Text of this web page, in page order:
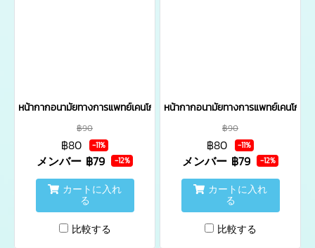
หน้ากากอนามัยทางการแพทย์เคนโกะ สีเขียว บรรจุ 2 ชิ้น/ซอง - เซ็ต 6 ซอง
฿90
฿80 -11%
メンバー ฿79 -12%
カートに入れ
る
比較する
หน้ากากอนามัยทางการแพทย์เคนโก
฿90
฿80 -11%
メンバー ฿79 -12%
カートに入れ
る
比較する